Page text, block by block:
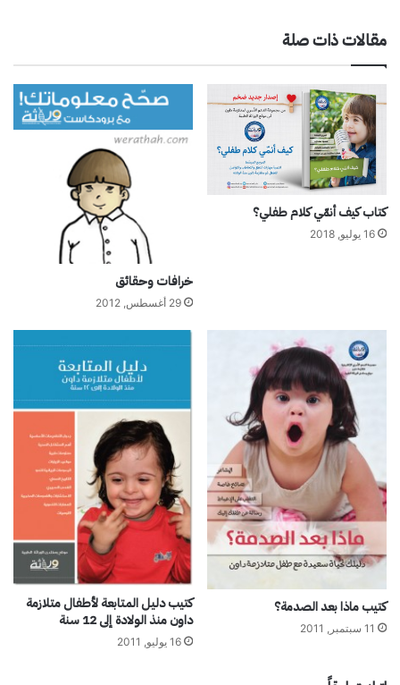
مقالات ذات صلة
كتاب كيف أنمّي كلام طفلي؟
16 يوليو, 2018
خرافات وحقائق
29 أغسطس, 2012
كتيب ماذا بعد الصدمة؟
11 سبتمبر, 2011
كتيب دليل المتابعة لأطفال متلازمة
داون منذ الولادة إلى 12 سنة
16 يوليو, 2011